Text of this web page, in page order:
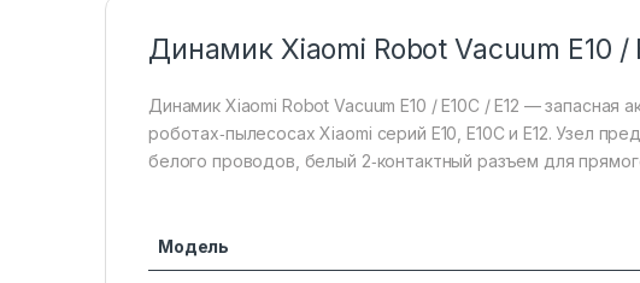
Динамик Xiaomi Robot Vacuum E10 /
Динамик Xiaomi Robot Vacuum E10 / E10C / E12 —
роботах‑пылесосах Xiaomi серий E10, E10C и E12. Узел
белого проводов, белый 2‑контактный разъем для
Модель